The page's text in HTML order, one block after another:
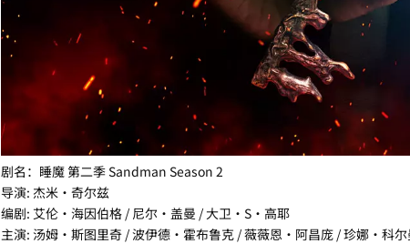
剧名：睡魔 第二季 Sandman Season 2
导演: 杰米·奇尔兹
编剧: 艾伦·海因伯格 / 尼尔·盖曼 / 大卫·S·高耶
主演: 汤姆·斯图里奇 / 波伊德·霍布鲁克 / 薇薇恩·阿昌庞 / 珍娜·科